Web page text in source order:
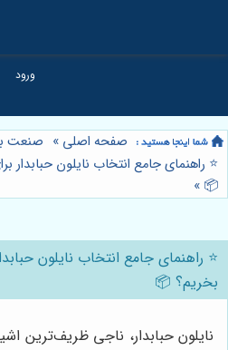
صفحه اصلی » صنعت
⭐️ راهنمای جامع انتخاب نایلون حبابدار
📦
»
⭐️ راهنمای جامع انتخاب نایلون
بخریم؟ 📦
نایلون حبابدار، ناجی ظریف‌ترین